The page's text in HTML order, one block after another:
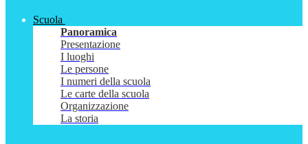
Scuola
Panoramica
Presentazione
I luoghi
Le persone
I numeri della scuola
Le carte della scuola
Organizzazione
La storia